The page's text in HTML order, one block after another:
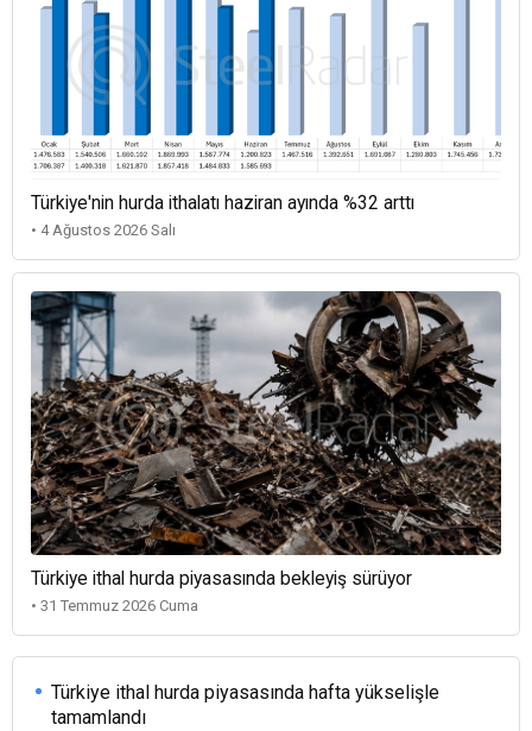
Türkiye'nin hurda ithalatı haziran ayında %32 arttı
• 4 Ağustos 2026 Salı
Türkiye ithal hurda piyasasında bekleyiş sürüyor
• 31 Temmuz 2026 Cuma
Türkiye ithal hurda piyasasında hafta yükselişle
tamamlandı